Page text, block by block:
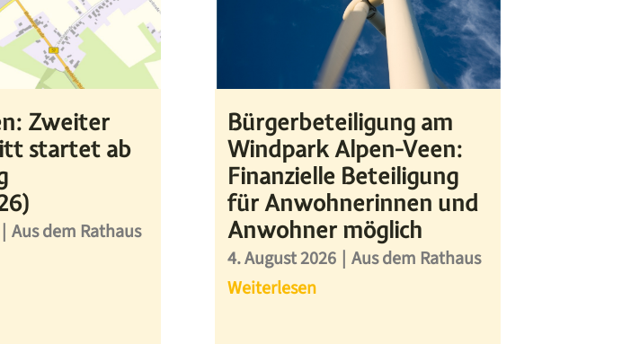
Zweiter
startet ab
| Aus dem Rathaus
Bürgerbeteiligung am
Windpark Alpen-Veen:
Finanzielle Beteiligung
für Anwohnerinnen und
Anwohner möglich
4. August 2026 | Aus dem Rathaus
Weiterlesen